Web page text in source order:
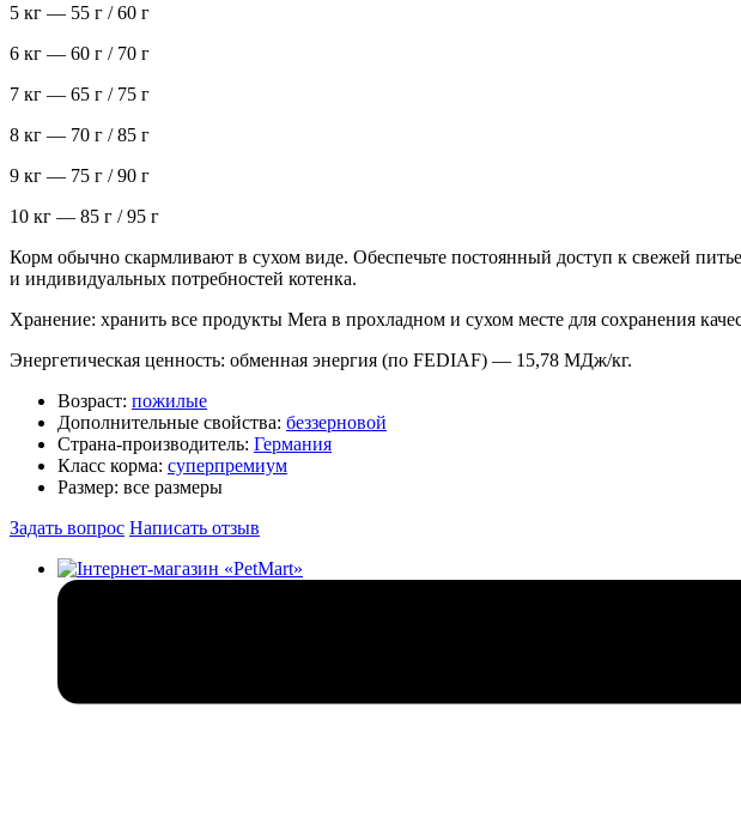
5 кг — 55 г / 60 г
6 кг — 60 г / 70 г
7 кг — 65 г / 75 г
8 кг — 70 г / 85 г
9 кг — 75 г / 90 г
10 кг — 85 г / 95 г
Корм обычно скармливают в сухом виде. Обеспечьте постоянный доступ к свежей
и индивидуальных потребностей котенка.
Хранение: хранить все продукты Mera в прохладном и сухом месте для сохранения
Энергетическая ценность: обменная энергия (по FEDIAF) — 15,78 МДж/кг.
Возраст: пожилые
Дополнительные свойства: беззерновой
Страна-производитель: Германия
Класс корма: суперпремиум
Размер: все размеры
Задать вопрос Написать отзыв